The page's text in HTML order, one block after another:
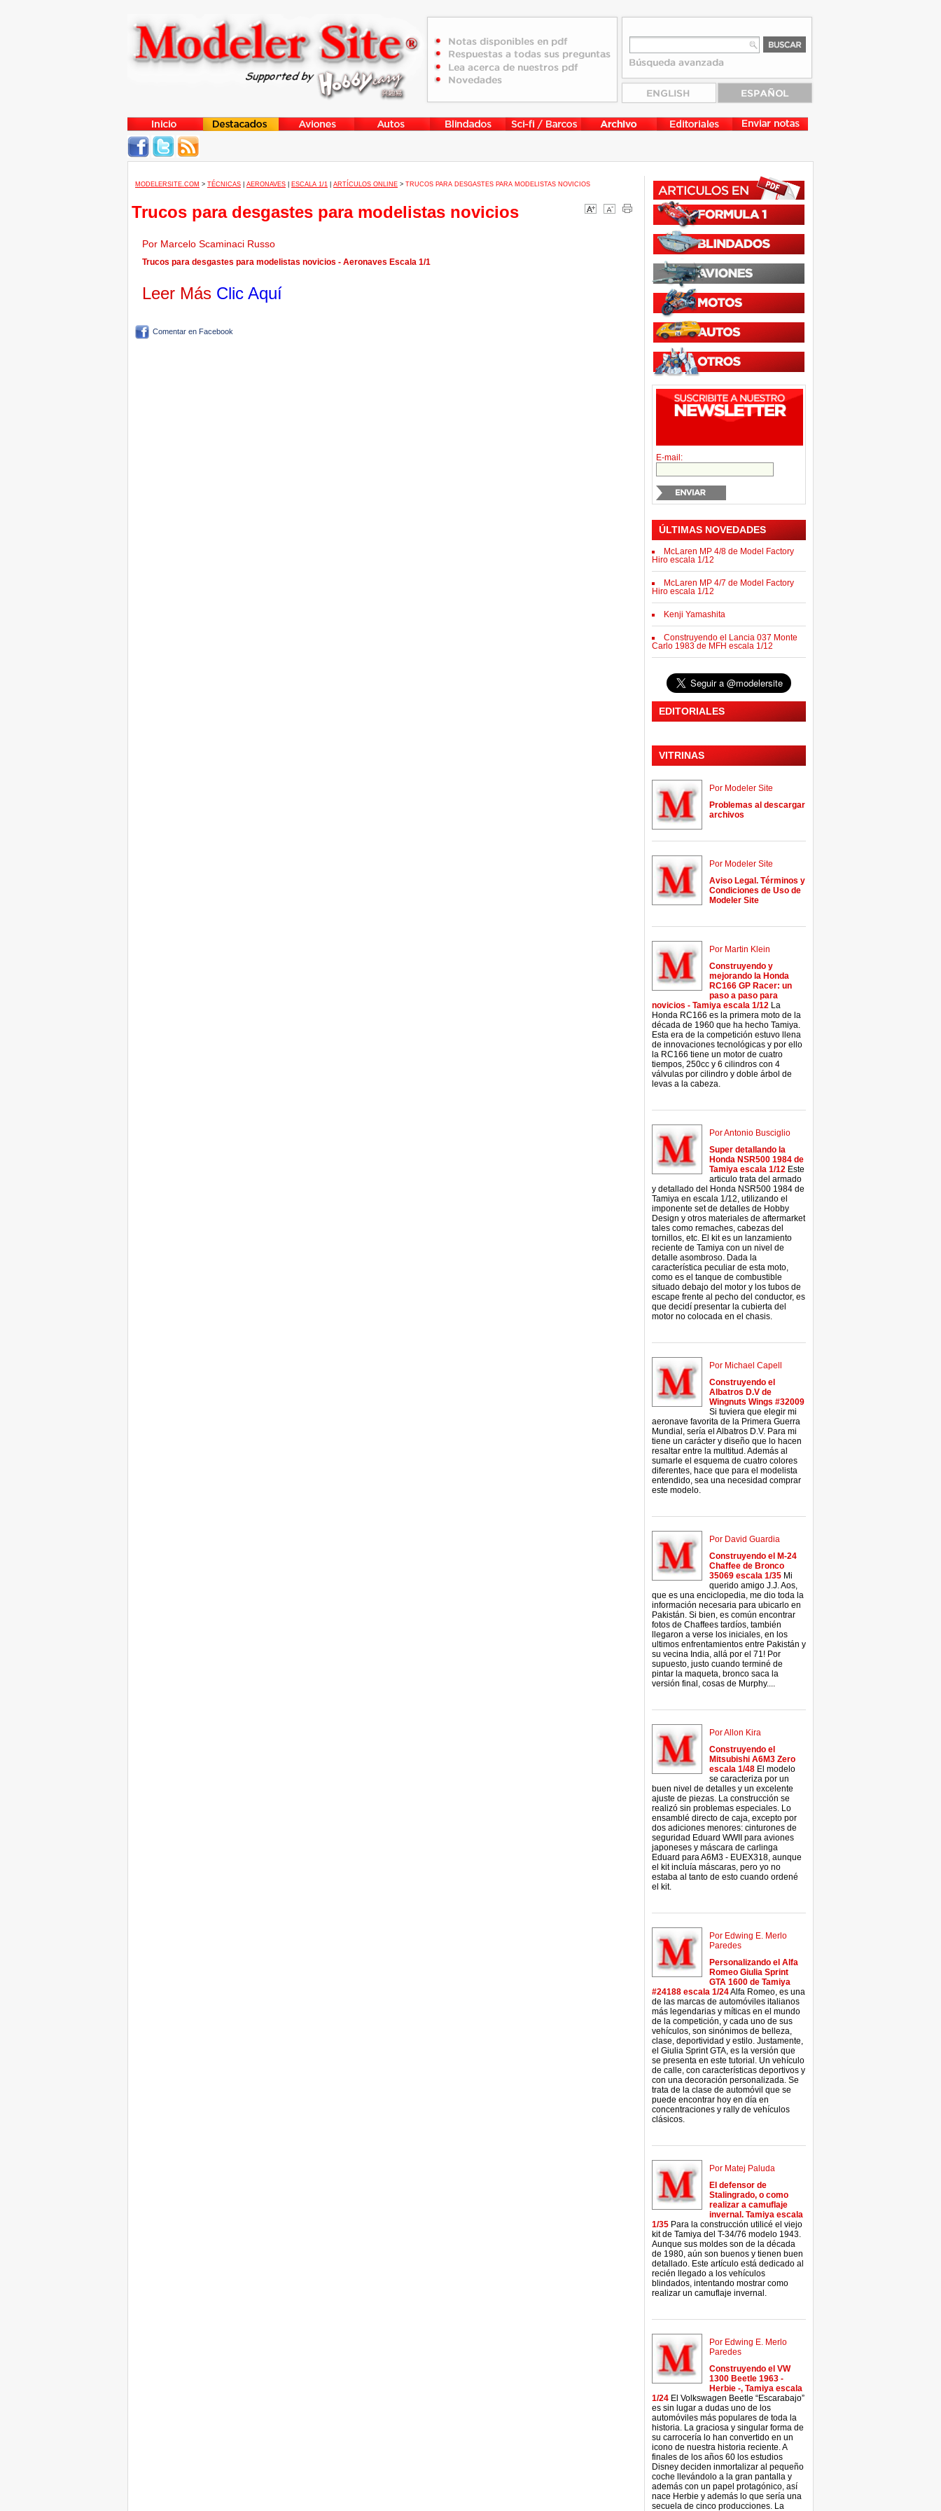
MODELERSITE.COM > TÉCNICAS AERONAVES ESCALA 1/1 ARTÍCULOS ONLINE > TRUCOS PARA DESGASTES PARA MODELISTAS NOVICIOS
Trucos para desgastes para modelistas novicios
Por Marcelo Scaminaci Russo
Trucos para desgastes para modelistas novicios - Aeronaves Escala 1/1
Leer Más Clic Aquí
Comentar en Facebook
E-mail:
ÚLTIMAS NOVEDADES
McLaren MP 4/8 de Model Factory
Hiro escala 1/12
McLaren MP 4/7 de Model Factory
Hiro escala 1/12
Kenji Yamashita
Construyendo el Lancia 037 Monte
Carlo 1983 de MFH escala 1/12
EDITORIALES
VITRINAS
Por Modeler Site
Problemas al descargar
archivos
Por Modeler Site
Aviso Legal. Términos y
Condiciones de Uso de
Modeler Site
Por Martin Klein
Construyendo y
mejorando la Honda
RC166 GP Racer: un
paso a paso para
novicios - Tamiya escala 1/12 La
Honda RC166 es la primera moto de la
década de 1960 que ha hecho Tamiya.
Esta era de la competición estuvo llena
de innovaciones tecnológicas y por ello
la RC166 tiene un motor de cuatro
tiempos, 250cc y 6 cilindros con 4
válvulas por cilindro y doble árbol de
levas a la cabeza.
Por Antonio Busciglio
Super detallando la
Honda NSR500 1984 de
Tamiya escala 1/12 Este
articulo trata del armado
y detallado del Honda NSR500 1984 de
Tamiya en escala 1/12, utilizando el
imponente set de detalles de Hobby
Design y otros materiales de aftermarket
tales como remaches, cabezas del
tornillos, etc. El kit es un lanzamiento
reciente de Tamiya con un nivel de
detalle asombroso. Dada la
característica peculiar de esta moto,
como es el tanque de combustible
situado debajo del motor y los tubos de
escape frente al pecho del conductor, es
que decidí presentar la cubierta del
motor no colocada en el chasis.
Por Michael Capell
Construyendo el
Albatros D.V de
Wingnuts Wings #32009
Si tuviera que elegir mi
aeronave favorita de la Primera Guerra
Mundial, sería el Albatros D.V. Para mi
tiene un carácter y diseño que lo hacen
resaltar entre la multitud. Además al
sumarle el esquema de cuatro colores
diferentes, hace que para el modelista
entendido, sea una necesidad comprar
este modelo.
Por David Guardia
Construyendo el M-24
Chaffee de Bronco
35069 escala 1/35 Mi
querido amigo J.J. Aos,
que es una enciclopedia, me dio toda la
información necesaria para ubicarlo en
Pakistán. Si bien, es común encontrar
fotos de Chaffees tardíos, también
llegaron a verse los iniciales, en los
ultimos enfrentamientos entre Pakistán y
su vecina India, allá por el 71! Por
supuesto, justo cuando terminé de
pintar la maqueta, bronco saca la
versión final, cosas de Murphy....
Por Allon Kira
Construyendo el
Mitsubishi A6M3 Zero
escala 1/48 El modelo
se caracteriza por un
buen nivel de detalles y un excelente
ajuste de piezas. La construcción se
realizó sin problemas especiales. Lo
ensamblé directo de caja, excepto por
dos adiciones menores: cinturones de
seguridad Eduard WWII para aviones
japoneses y máscara de carlinga
Eduard para A6M3 - EUEX318, aunque
el kit incluía máscaras, pero yo no
estaba al tanto de esto cuando ordené
el kit.
Por Edwing E. Merlo
Paredes
Personalizando el Alfa
Romeo Giulia Sprint
GTA 1600 de Tamiya
#24188 escala 1/24Alfa Romeo, es una
de las marcas de automóviles italianos
más legendarias y míticas en el mundo
de la competición, y cada uno de sus
vehículos, son sinónimos de belleza,
clase, deportividad y estilo. Justamente,
el Giulia Sprint GTA, es la versión que
se presenta en este tutorial. Un vehículo
de calle, con características deportivos y
con una decoración personalizada. Se
trata de la clase de automóvil que se
puede encontrar hoy en día en
concentraciones y rally de vehículos
clásicos.
Por Matej Paluda
El defensor de
Stalingrado, o como
realizar a camuflaje
invernal. Tamiya escala
1/35 Para la construcción utilicé el viejo
kit de Tamiya del T-34/76 modelo 1943.
Aunque sus moldes son de la década
de 1980, aún son buenos y tienen buen
detallado. Este artículo está dedicado al
recién llegado a los vehículos
blindados, intentando mostrar como
realizar un camuflaje invernal.
Por Edwing E. Merlo
Paredes
Construyendo el VW
1300 Beetle 1963 -
Herbie -, Tamiya escala
1/24 El Volkswagen Beetle “Escarabajo”
es sin lugar a dudas uno de los
automóviles más populares de toda la
historia. La graciosa y singular forma de
su carrocería lo han convertido en un
icono de nuestra historia reciente. A
finales de los años 60 los estudios
Disney deciden inmortalizar al pequeño
coche llevándolo a la gran pantalla y
además con un papel protagónico, así
nace Herbie y además lo que sería una
secuela de cinco producciones. La